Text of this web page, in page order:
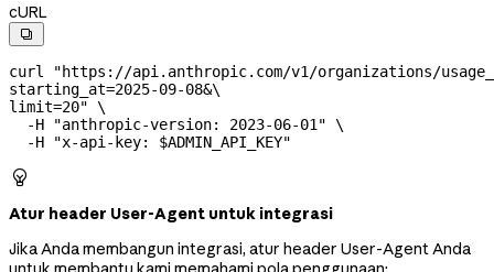
cURL

curl
"https://api.anthropic.com/v1/organizations/
starting_at=2025-09-08&\
limit=20" \
  -H
"anthropic-version: 2023-06-01" \
  -H
"x-api-key: $ADMIN_API_KEY"

Atur header User-Agent untuk integrasi
Jika Anda membangun integrasi, atur header User-Agent Anda